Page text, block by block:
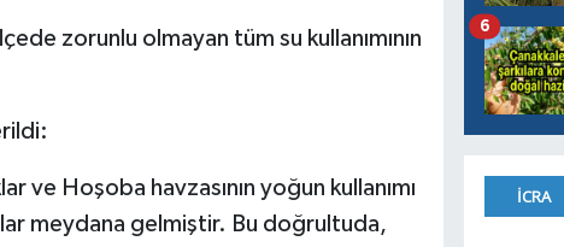
zorunlu olmayan tüm su kullanımının
ve Hoşoba havzasının yoğun kullanımı
meydana gelmiştir. Bu doğrultuda,
6